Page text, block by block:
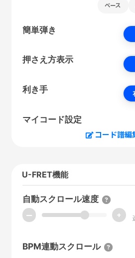
ベース
簡単弾き
押さえ方表示
利き手
マイコード設定
コード譜編
U-FRET機能
自動スクロール速度
ー +
BPM連動スクロール